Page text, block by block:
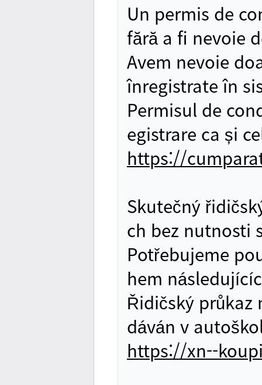
Un permis de
fără a fi nevoie
Avem nevoie
înregistrate în
Permisul de
egistrare ca și
https://
Skutečný
ch bez nutnosti
Potřebujeme
hem
Řidičský
dáván v
https://xn--